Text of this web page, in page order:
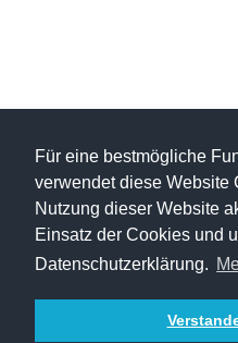
Für eine bestmögliche
verwendet diese Website
Nutzung dieser Website
Einsatz der Cookies und
Datenschutzerklärung.